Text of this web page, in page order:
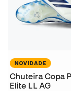
NOVIDADE
Chuteira Copa
Elite LL AG